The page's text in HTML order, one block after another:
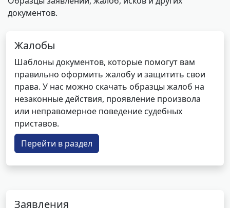
документов.
Жалобы
Шаблоны документов, которые помогут вам
правильно оформить жалобу и защитить свои
права. У нас можно скачать образцы жалоб на
незаконные действия, проявление произвола
или неправомерное поведение судебных
приставов.
Перейти в раздел
Заявления